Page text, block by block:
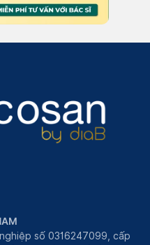
số 0316247099, cấp